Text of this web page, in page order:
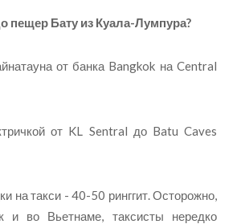
пещер Бату из Куала-Лумпура?
от банка Bangkok на Central
от KL Sentral до Batu Caves
на такси - 40-50 ринггит. Осторожно,
и во Вьетнаме, таксисты нередко